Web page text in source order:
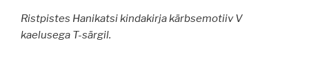
Ristpistes Hanikatsi kindakirja kärbsemotiiv V
kaelusega T-särgil.